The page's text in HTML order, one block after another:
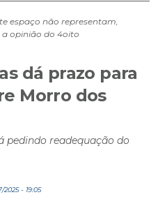
espaço não representam,
opinião do 4oito
dá prazo para
Morro dos
pedindo readequação do
- 19:05